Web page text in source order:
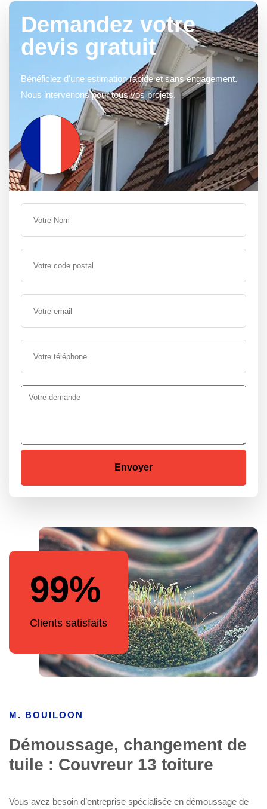
Demandez votre
devis gratuit
Bénéficiez d'une estimation rapide et sans engagement.
Nous intervenons pour tous vos projets.
99%
Clients satisfaits
M. BOUILOON
Démoussage, changement de
tuile : Couvreur 13 toiture
Vous avez besoin d’entreprise spécialisée en démoussage de